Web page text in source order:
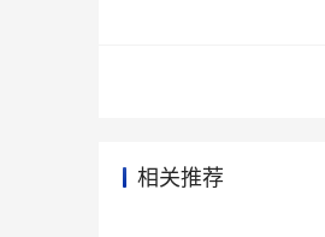
这家公司破产，他们花
相关推荐